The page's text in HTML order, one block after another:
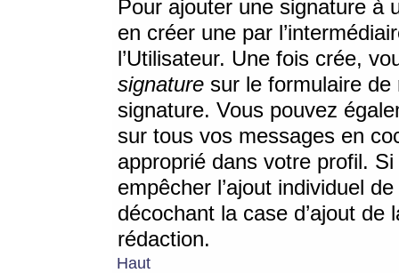
Pour ajouter une signature à
en créer une par
l’Utilisateur. Une fois crée,
signature sur le formulaire de
signature. Vous pouvez
sur tous vos messages en
approprié dans votre profil.
empêcher l’ajout individuel
décochant la case d’ajout
rédaction.
Haut